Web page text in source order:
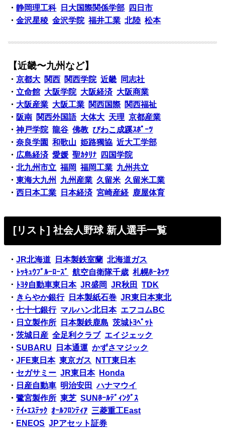
・静岡理工科 日大国際関係学部
四日市
・金沢星稜 金沢学院 福井工業 北陸 松本
【近畿〜九州など】
・京都大 関西 関西学院 近畿
同志社
・ 立命館 大阪学院 大阪経済 大阪商業
・ 大阪産業 大阪工業 関西国際 関西福祉
・ 阪南 関西外国語 大体大 天理 京都産業
・神戸学院 龍谷 佛教 びわこ成蹊ｽﾎﾟｰﾂ
・奈良学園 和歌山 姫路獨協 近大工学部
・ 広島経済 愛媛 聖ｶﾀﾘﾅ
四国学院
・北九州市立 福岡 福岡工業 九州共立
・東海大九州 九州産業 久留米 久留米工業
・西日本工業 日本経済 宮崎産経 鹿屋体育
[リスト] 社会人野球 新人選手一覧
・JR北海道 日本製鉄室蘭 北海道ガス
・ ﾄｯｷｭｳﾌﾞﾙｰﾛｰｽﾞ 航空自衛隊千歳 札幌ﾎｰﾈｯﾂ
・ ﾄﾖﾀ自動車東日本 JR盛岡 JR秋田
TDK
・ きらやか銀行 日本製紙石巻 JR東日本東北
・七十七銀行 マルハン北日本 エフコムBC
・ 日立製作所 日本製鉄鹿島 茨城ﾄﾖﾍﾟｯﾄ
・茨城日産 全足利クラブ エイジェック
・SUBARU 日本通運 かずさマジック
・JFE東日本 東京ガス
NTT東日本
・ セガサミー JR東日本
Honda
・ 日産自動車 明治安田
ハナマウイ
・鷺宮製作所 東芝 SUNﾎｰﾙﾃﾞｨﾝｸﾞｽ
・ﾃｲ•ｴｽﾃｯｸ ｵｰﾙﾌﾛﾝﾃｨｱ 三菱重工East
・ ENEOS JPアセット証券